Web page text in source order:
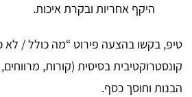
היקף אחריות ובקרת איכות.
טיפ, בקשו בהצעה פירוט “מה כולל / לא
קונסטרוקטיבית בסיסית (קורות,
הבנות וחוסך כסף.